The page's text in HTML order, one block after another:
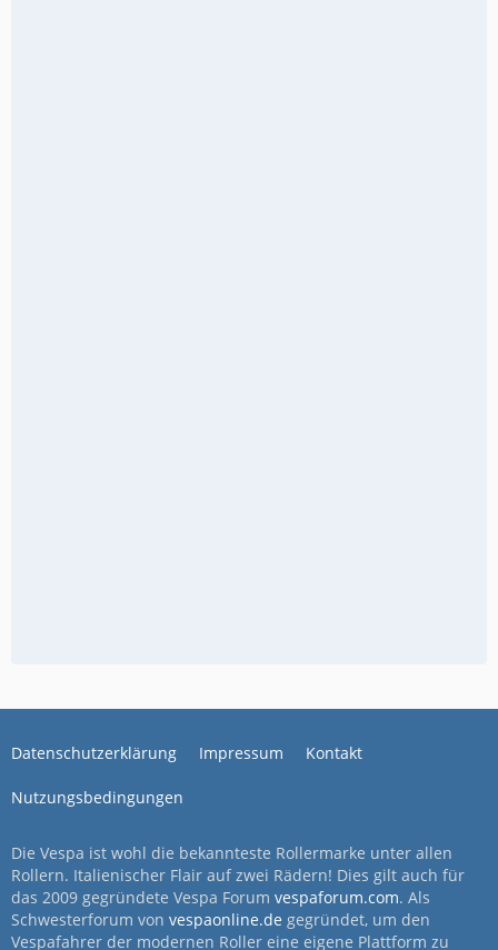
Datenschutzerklärung Impressum Kontakt
Nutzungsbedingungen
Die Vespa ist wohl die bekannteste Rollermarke unter allen
Rollern. Italienischer Flair auf zwei Rädern! Dies gilt auch für
das 2009 gegründete Vespa Forum vespaforum.com. Als
Schwesterforum von vespaonline.de gegründet, um den
Vespafahrer der modernen Roller eine eigene Plattform zu